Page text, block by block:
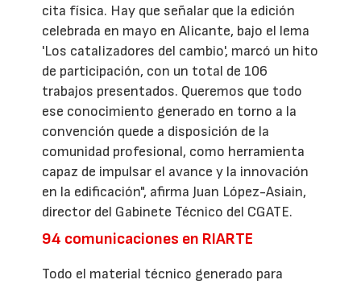
cita física. Hay que señalar que la edición
celebrada en mayo en Alicante, bajo el lema
'Los catalizadores del cambio', marcó un hito
de participación, con un total de 106
trabajos presentados. Queremos que todo
ese conocimiento generado en torno a la
convención quede a disposición de la
comunidad profesional, como herramienta
capaz de impulsar el avance y la innovación
en la edificación", afirma Juan López-Asiain,
director del Gabinete Técnico del CGATE.
94 comunicaciones en RIARTE
Todo el material técnico generado para